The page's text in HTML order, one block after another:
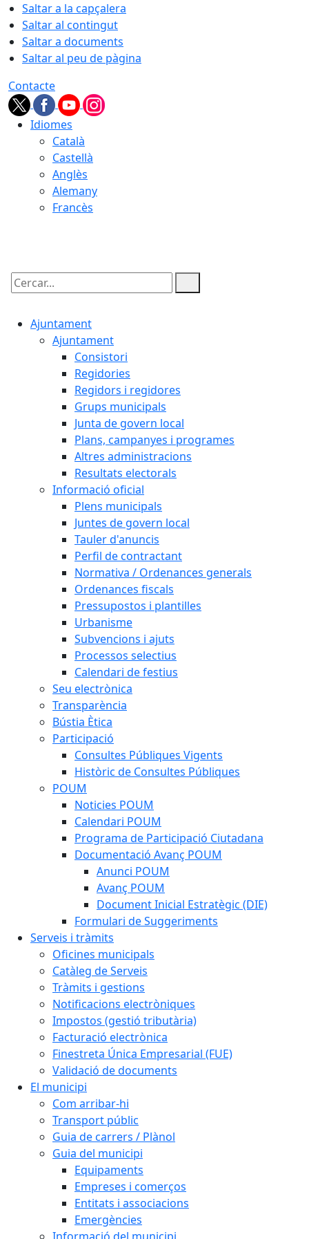
Saltar a la capçalera
Saltar al contingut
Saltar a documents
Saltar al peu de pàgina
Contacte
Idiomes
Català
Castellà
Anglès
Alemany
Francès
Cercar:
Ajuntament
Ajuntament
Consistori
Regidories
Regidors i regidores
Grups municipals
Junta de govern local
Plans, campanyes i programes
Altres administracions
Resultats electorals
Informació oficial
Plens municipals
Juntes de govern local
Tauler d'anuncis
Perfil de contractant
Normativa / Ordenances generals
Ordenances fiscals
Pressupostos i plantilles
Urbanisme
Subvencions i ajuts
Processos selectius
Calendari de festius
Seu electrònica
Transparència
Bústia Ètica
Participació
Consultes Públiques Vigents
Històric de Consultes Públiques
POUM
Noticies POUM
Calendari POUM
Programa de Participació Ciutadana
Documentació Avanç POUM
Anunci POUM
Avanç POUM
Document Inicial Estratègic (DIE)
Formulari de Suggeriments
Serveis i tràmits
Oficines municipals
Catàleg de Serveis
Tràmits i gestions
Notificacions electròniques
Impostos (gestió tributària)
Facturació electrònica
Finestreta Única Empresarial (FUE)
Validació de documents
El municipi
Com arribar-hi
Transport públic
Guia de carrers / Plànol
Guia del municipi
Equipaments
Empreses i comerços
Entitats i associacions
Emergències